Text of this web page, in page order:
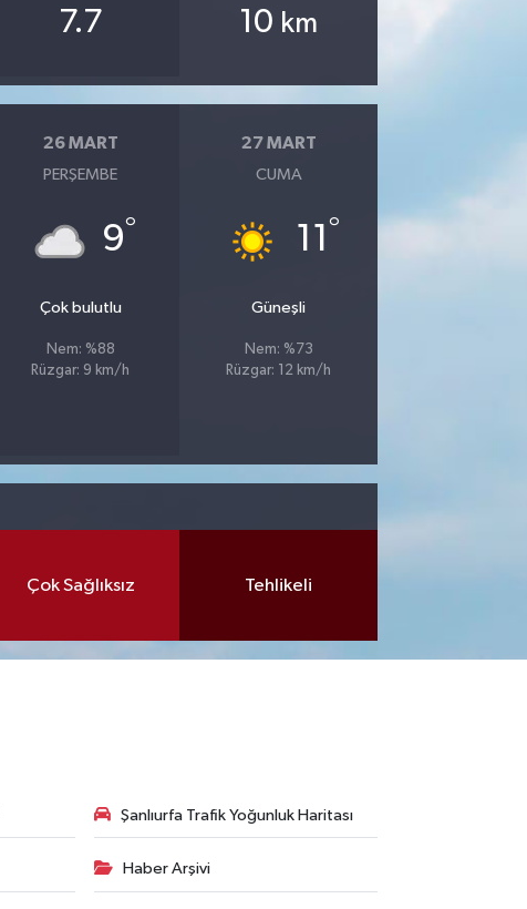
7.7 10 km
26 MART
PERŞEMBE
9°
Çok bulutlu
Nem: %88
Rüzgar: 9 km/h
27 MART
CUMA
11 °
Güneşli
Nem: %73
Rüzgar: 12 km/h
Çok Sağlıksız Tehlikeli
Şanlıurfa Trafik Yoğunluk Haritası
Haber Arşivi